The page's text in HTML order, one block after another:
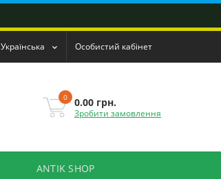
Українська Особистий кабінет
0 0.00 грн.
Зробити замовлення
ANTIK SHOP